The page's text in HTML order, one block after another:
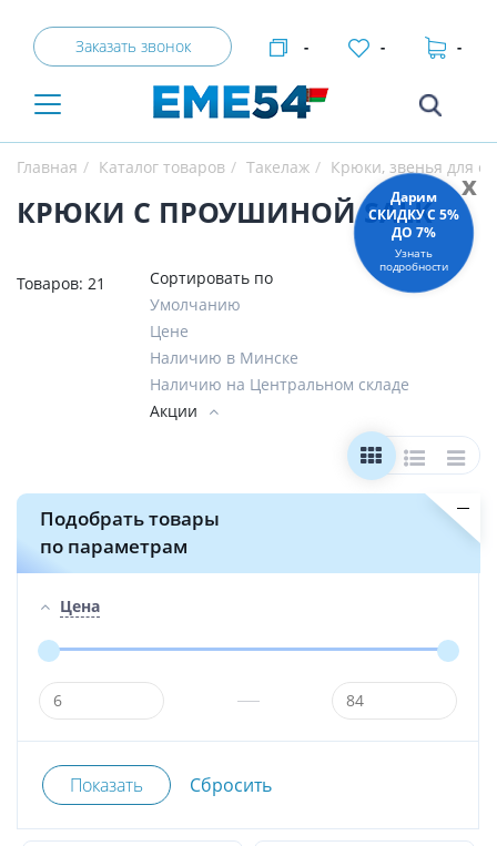
Заказать звонок - - -
Главная Каталог товаров Такелаж Крюки, звенья для
КРЮКИ С ПРОУШИНОЙ SALK
Товаров: 21
Сортировать по
Умолчанию
Цене
Наличию в Минске
Наличию на Центральном складе
Акции
Подобрать товары
по параметрам
Цена
x
Дарим
СКИДКУ C 5%
ДО 7%
Узнать
подробности